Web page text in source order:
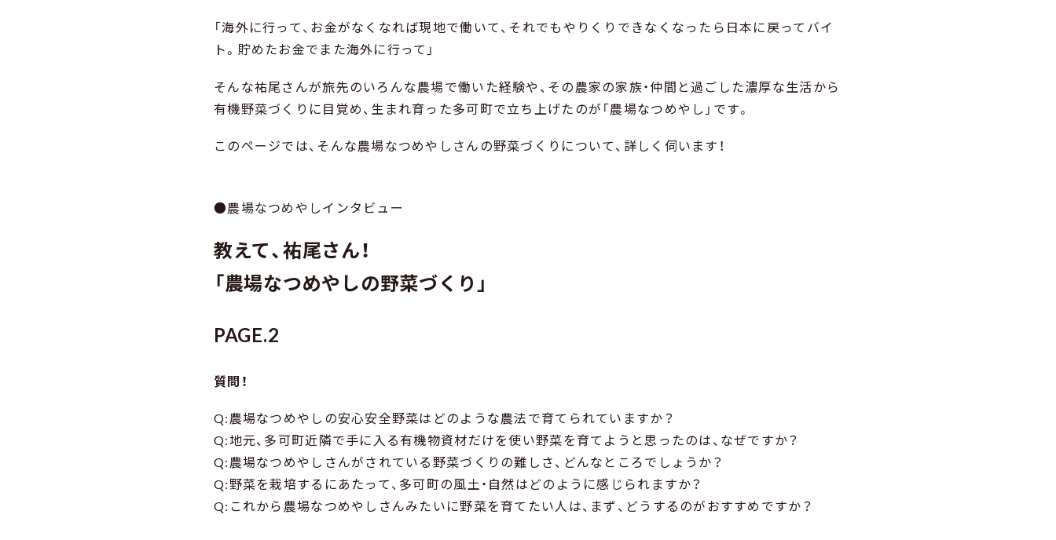
「海外に行って、お金がなくなれば現地で働いて、それでもやりくりできなくなったら日本に戻ってバイ
ト。貯めたお金でまた海外に行って」
そんな祐尾さんが旅先のいろんな農場で働いた経験や、その農家の家族・仲間と過ごした濃厚な生活から
有機野菜づくりに目覚め、生まれ育った多可町で立ち上げたのが「農場なつめやし」です。
このページでは、そんな農場なつめやしさんの野菜づくりについて、詳しく伺います！
●農場なつめやしインタビュー
教えて、祐尾さん！
「農場なつめやしの野菜づくり 」
PAGE.2
質問！
Q:農場なつめやしの安心安全野菜はどのような農法で育てられていますか？
Q:地元、多可町近隣で手に入る有機物資材だけを使い野菜を育てようと思ったのは、なぜですか？
Q:農場なつめやしさんがされている野菜づくりの難しさ、どんなところでしょうか？
Q:野菜を栽培するにあたって、多可町の風土・自然はどのように感じられますか？
Q:これから農場なつめやしさんみたいに野菜を育てたい人は、まず、どうするのがおすすめですか？